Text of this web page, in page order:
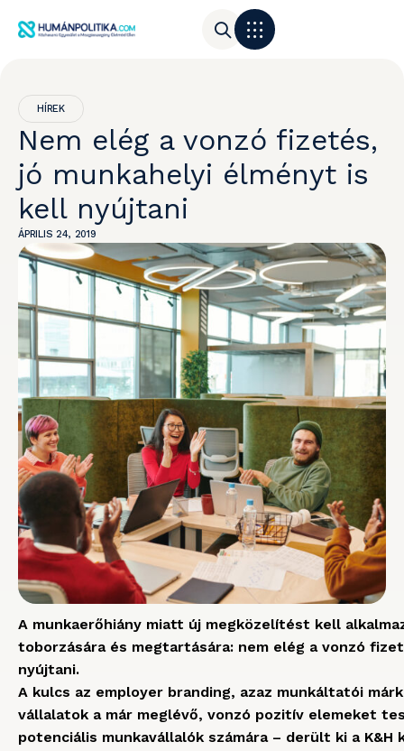
HÍREK
Nem elég a vonzó fizetés,
jó munkahelyi élményt is
kell nyújtani
ÁPRILIS 24, 2019
A munkaerőhiány miatt új megközelítést kell
toborzására és megtartására: nem elég a vonzó
nyújtani.
A kulcs az employer branding, azaz munkáltatói
vállalatok a már meglévő, vonzó pozitív elemeket
potenciális munkavállalók számára – derült ki a K&H